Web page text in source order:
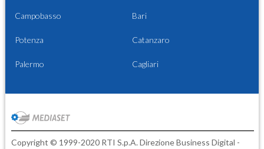
Campobasso Bari
Potenza Catanzaro
Palermo Cagliari
Copyright © 1999-2020 RTI S.p.A. Direzione Business Digital -